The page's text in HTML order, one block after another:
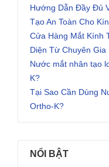
Hướng Dẫn Đầy Đủ
Tạo An Toàn Cho
Cửa Hàng Mắt Kính
Diện Từ Chuyên Gia
Nước mắt nhân tạo
K?
Tại Sao Cần Dùng
Ortho-K?
NỔI BẬT